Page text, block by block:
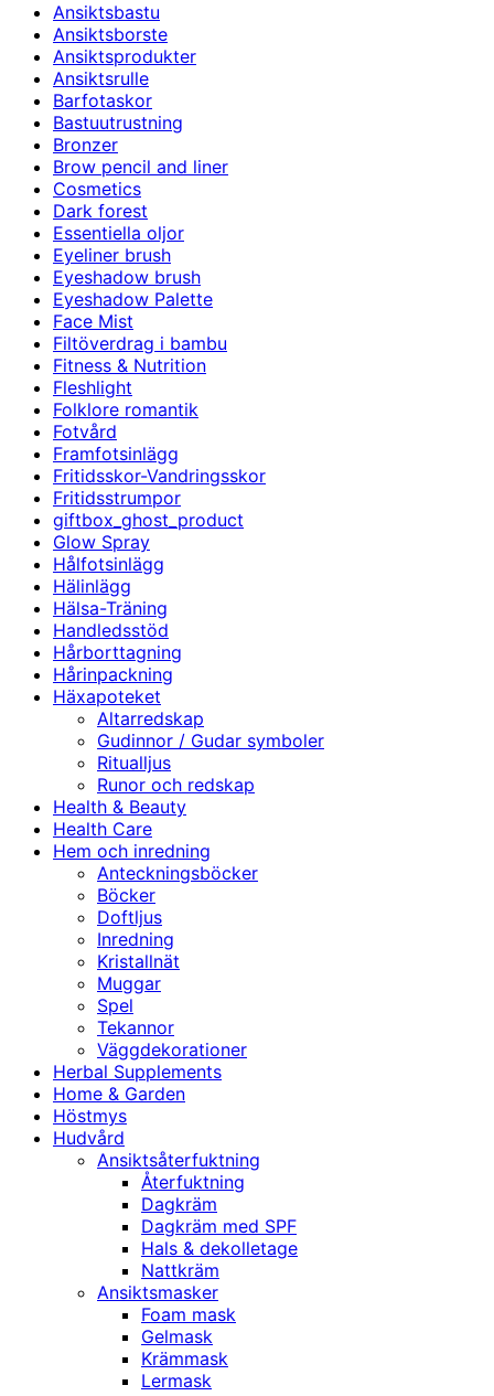
Ansiktsbastu
Ansiktsborste
Ansiktsprodukter
Ansiktsrulle
Barfotaskor
Bastuutrustning
Bronzer
Brow pencil and liner
Cosmetics
Dark forest
Essentiella oljor
Eyeliner brush
Eyeshadow brush
Eyeshadow Palette
Face Mist
Filtöverdrag i bambu
Fitness & Nutrition
Fleshlight
Folklore romantik
Fotvård
Framfotsinlägg
Fritidsskor-Vandringsskor
Fritidsstrumpor
giftbox_ghost_product
Glow Spray
Hålfotsinlägg
Hälinlägg
Hälsa-Träning
Handledsstöd
Hårborttagning
Hårinpackning
Häxapoteket
Altarredskap
Gudinnor / Gudar symboler
Ritualljus
Runor och redskap
Health & Beauty
Health Care
Hem och inredning
Anteckningsböcker
Böcker
Doftljus
Inredning
Kristallnät
Muggar
Spel
Tekannor
Väggdekorationer
Herbal Supplements
Home & Garden
Höstmys
Hudvård
Ansiktsåterfuktning
Återfuktning
Dagkräm
Dagkräm med SPF
Hals & dekolletage
Nattkräm
Ansiktsmasker
Foam mask
Gelmask
Krämmask
Lermask